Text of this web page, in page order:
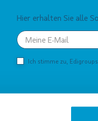
Hier erhalten Sie alle
Your
email
Ich stimme zu,